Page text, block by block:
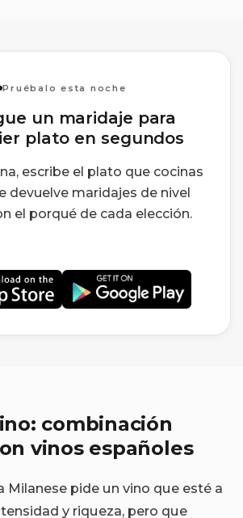
Pruébalo esta noche
un maridaje para
plato en segundos
escribe el plato que cocinas
devuelve maridajes de nivel
el porqué de cada elección.
combinación
vinos españoles
Milanese pide un vino que esté a
y riqueza, pero que